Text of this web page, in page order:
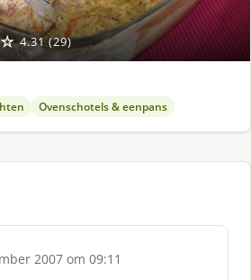
4.31 (29)
Ovenschotels & eenpans
2007 om 09:11